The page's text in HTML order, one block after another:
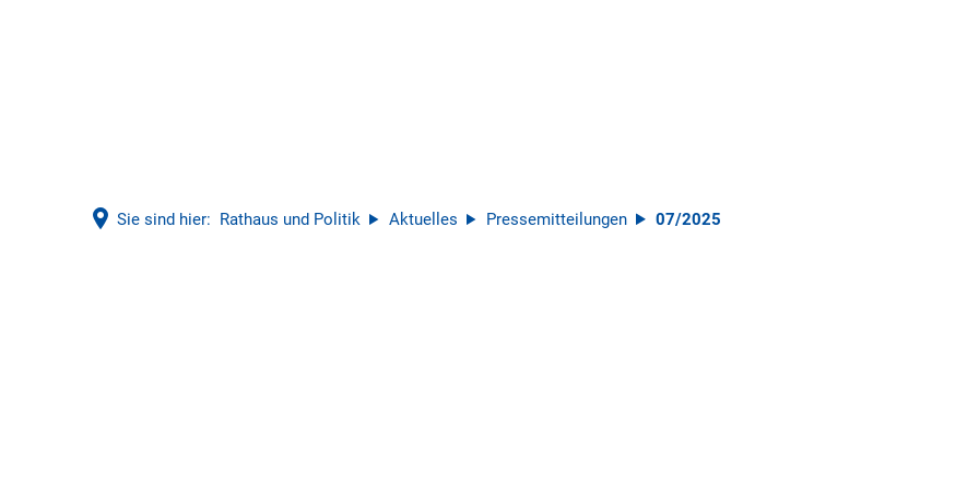
Sie sind hier: Rathaus und Politik Aktuelles Pressemitteilungen 07/2025